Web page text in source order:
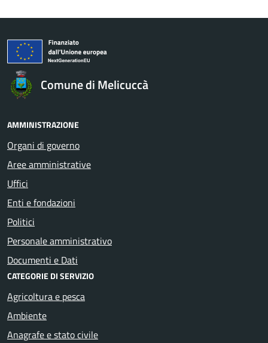
Comune di Melicuccà
AMMINISTRAZIONE
Organi di governo
Aree amministrative
Uffici
Enti e fondazioni
Politici
Personale amministrativo
Documenti e Dati
CATEGORIE DI SERVIZIO
Agricoltura e pesca
Ambiente
Anagrafe e stato civile